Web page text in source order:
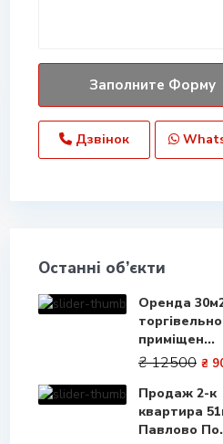
Дзвінок
Останні об’єкти
Оренда
приміщен...
₴ 12500 ₴
Продаж 2-к
квартира
Павлово